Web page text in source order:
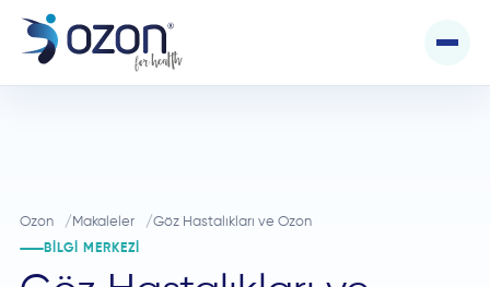
Ozon Makaleler Göz Hastalıkları ve Ozon
BILGI MERKEZI